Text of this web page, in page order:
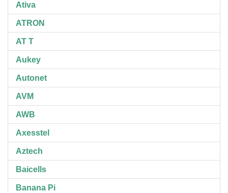
Ativa
ATRON
AT T
Aukey
Autonet
AVM
AWB
Axesstel
Aztech
Baicells
Banana Pi